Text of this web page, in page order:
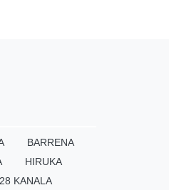
BARRENA
HIRUKA
28 KANALA